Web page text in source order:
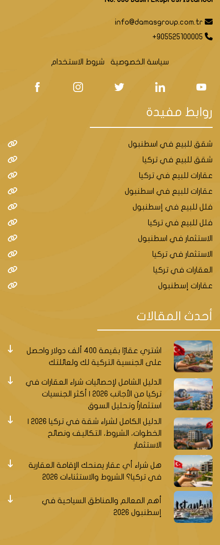
info@damasgroup.com.tr
+905525100005
سياسة الخصوصية شروط الاستخدام
روابط مفيدة
شقق للبيع في اسطنبول
شقق للبيع في تركيا
عقارات للبيع في تركيا
عقارات للبيع في اسطنبول
فلل للبيع في إسطنبول
فلل للبيع في تركيا
الاستثمار في اسطنبول
الاستثمار في تركيا
العقارات في تركيا
عقارات إسطنبول
أحدث المقالات
اشتري عقارًا بقيمة 400 ألف دولار واحصل
على الجنسية التركية لك ولعائلتك
الدليل الشامل لإحصائيات شراء العقارات في
تركيا من الأجانب 2026 | أكثر الجنسيات
استثماراً وتحليل السوق
الخطوات، الشروط، التكاليف ونصائح
الاستثمار
هل شراء أي عقار يمنحك الإقامة العقارية
في تركيا؟ الشروط والاستثناءات 2026
أهم المعالم والمناطق السياحية في
إسطنبول 2026